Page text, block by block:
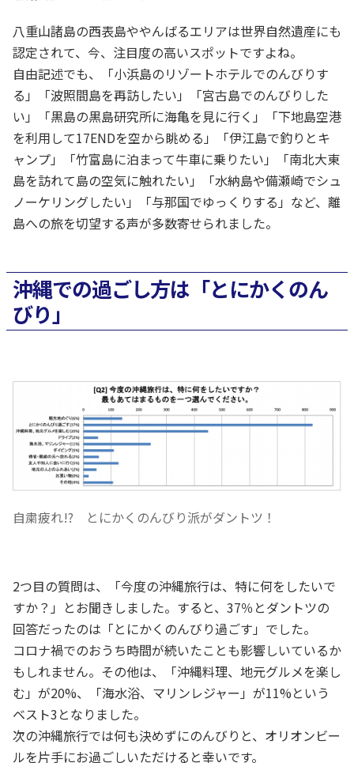
八重山諸島の西表島ややんばるエリアは世界自然遺産にも
認定されて、今、注目度の高いスポットですよね。
自由記述でも、「小浜島のリゾートホテルでのんびりす
る」「波照間島を再訪したい」「宮古島でのんびりした
い」「黒島の黒島研究所に海亀を見に行く」「下地島空港
を利用して17ENDを空から眺める」「伊江島で釣りとキ
ャンプ」「竹富島に泊まって牛車に乗りたい」「南北大東
島を訪れて島の空気に触れたい」「水納島や備瀬崎でシュ
ノーケリングしたい」「与那国でゆっくりする」など、離
島への旅を切望する声が多数寄せられました。
沖縄での過ごし方は「とにかくのん
びり」
自粛疲れ!? とにかくのんびり派がダントツ！
2つ目の質問は、「今度の沖縄旅行は、特に何をしたいで
すか？」とお聞きしました。すると、37％とダントツの
回答だったのは「とにかくのんびり過ごす」でした。
コロナ禍でのおうち時間が続いたことも影響しいているか
もしれません。その他は、「沖縄料理、地元グルメを楽し
む」が20%、「海水浴、マリンレジャー」が11%という
ベスト3となりました。
次の沖縄旅行では何も決めずにのんびりと、オリオンビー
ルを片手にお過ごしいただけると幸いです。